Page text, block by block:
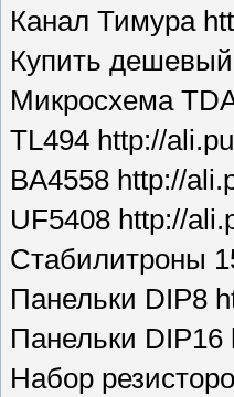
Канал Тимура
Купить
Микросхема
TL494 http://
BA4558 http://
UF5408 http://
Стабилитроны
Панельки DIP8
Панельки DIP16
Набор